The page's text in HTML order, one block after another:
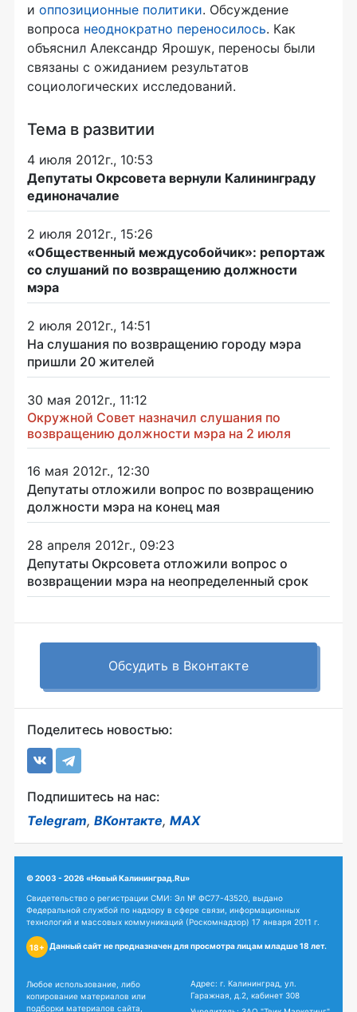
и оппозиционные политики. Обсуждение
вопроса неоднократно переносилось. Как
объяснил Александр Ярошук, переносы были
связаны с ожиданием результатов
социологических исследований.
Тема в развитии
4 июля 2012г., 10:53
Депутаты Окрсовета вернули Калининграду
единоначалие
2 июля 2012г., 15:26
«Общественный междусобойчик»: репортаж
со слушаний по возвращению должности
мэра
2 июля 2012г., 14:51
На слушания по возвращению городу мэра
пришли 20 жителей
30 мая 2012г., 11:12
Окружной Совет назначил слушания по
возвращению должности мэра на 2 июля
16 мая 2012г., 12:30
Депутаты отложили вопрос по возвращению
должности мэра на конец мая
28 апреля 2012г., 09:23
Депутаты Окрсовета отложили вопрос о
возвращении мэра на неопределенный срок
Обсудить в Вконтакте
Поделитесь новостью:
Подпишитесь на нас:
Telegram, ВКонтакте, MAX
© 2003 - 2026 «Новый Калининград.Ru»
Свидетельство о регистрации СМИ: Эл № ФС77-43520, выдано
Федеральной службой по надзору в сфере связи, информационных
технологий и массовых коммуникаций (Роскомнадзор) 17 января 2011 г.
18+ Данный сайт не предназначен для просмотра лицам младше 18 лет.
Любое использование, либо
копирование материалов или
подборки материалов сайта,
Адрес: г. Калининград, ул.
Гаражная, д.2, кабинет 308